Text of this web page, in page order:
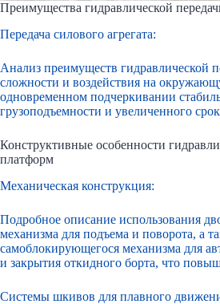
Преимущества гидравлической
Передача силового агрегата:
Анализ преимуществ гидравлической
сложности и воздействия на
одновременном подчеркивании
грузоподъемности и увеличенного
Конструктивные особенности
платформ
Механическая конструкция:
Подробное описание использования
механизма для подъема и поворота, а
самоблокирующегося механизма для
и закрытия откидного борта, что
Системы шкивов для плавного